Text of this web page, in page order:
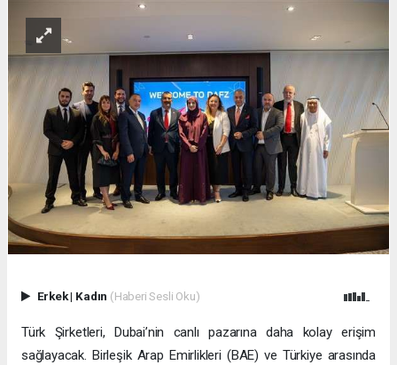
Erkek| Kadın (Haberi Sesli Oku)
Türk Şirketleri, Dubai’nin canlı pazarına daha kolay erişim
sağlayacak. Birleşik Arap Emirlikleri (BAE) ve Türkiye arasında